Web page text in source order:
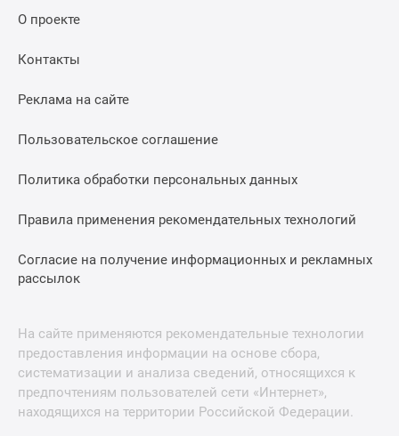
О проекте
Контакты
Реклама на сайте
Пользовательское соглашение
Политика обработки персональных данных
Правила применения рекомендательных технологий
Согласие на получение информационных и рекламных
рассылок
На сайте применяются рекомендательные технологии
предоставления информации на основе сбора,
систематизации и анализа сведений, относящихся к
предпочтениям пользователей сети «Интернет»,
находящихся на территории Российской Федерации.